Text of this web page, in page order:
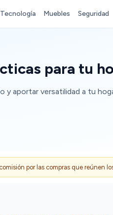
Tecnología Muebles Seguridad
para tu
y aportar versatilidad a tu
por las compras que reúnen